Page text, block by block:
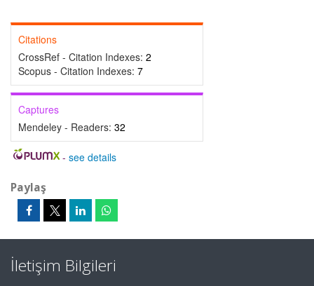
Citations
CrossRef - Citation Indexes: 2
Scopus - Citation Indexes: 7
Captures
Mendeley - Readers: 32
- see details
Paylaş
İletişim Bilgileri